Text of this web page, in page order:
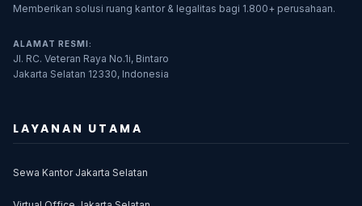
Memberikan solusi ruang kantor & legalitas bagi 1.800+ perusahaan.
ALAMAT RESMI:
Jl. RC. Veteran Raya No.1i, Bintaro
Jakarta Selatan 12330, Indonesia
LAYANAN UTAMA
Sewa Kantor Jakarta Selatan